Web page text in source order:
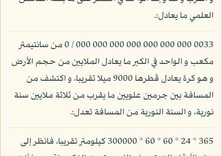
العلمي ما يعادل:.
0033 000 000 000 000 000 000 000 / 0 من سانتيمتر
مكعب و الواحد في الكبر ما يعادل الملايين من حجم الأرض
و هو كرة يعادل قطرها 9000 ميلا تقريبا، و اكتشف من
المسافة بين جرمين علويين ما يقرب من ثلاثة ملايين سنة
نورية، و السنة النورية من المسافة تعدل:.
365 * 24 * 60 * 60 * 300000 كيلومتر تقريبا، فانظر إلى